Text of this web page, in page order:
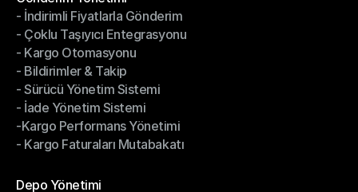
Gönderim Yönetimi
- İndirimli Fiyatlarla Gönderim
- İndirimli Fiyatlarla Gönderim
- Çoklu Taşıyıcı Entegrasyonu
- Çoklu Taşıyıcı Entegrasyonu
- Kargo Otomasyonu
- Kargo Otomasyonu
- Bildirimler & Takip
- Bildirimler & Takip
- Sürücü Yönetim Sistemi
- Sürücü Yönetim Sistemi
- İade Yönetim Sistemi
- İade Yönetim Sistemi
-Kargo Performans Yönetimi
-Kargo Performans Yönetimi
- Kargo Faturaları Mutabakatı
Depo Yönetimi